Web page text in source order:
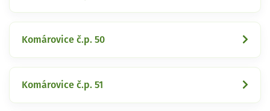
Komárovice č.p. 50
Komárovice č.p. 51